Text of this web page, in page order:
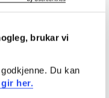
brukar vi
Du kan
her.
av escape room
Escape
innenfor utdanning